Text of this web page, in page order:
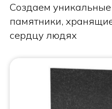
Создаем
памятники,
сердцу людях